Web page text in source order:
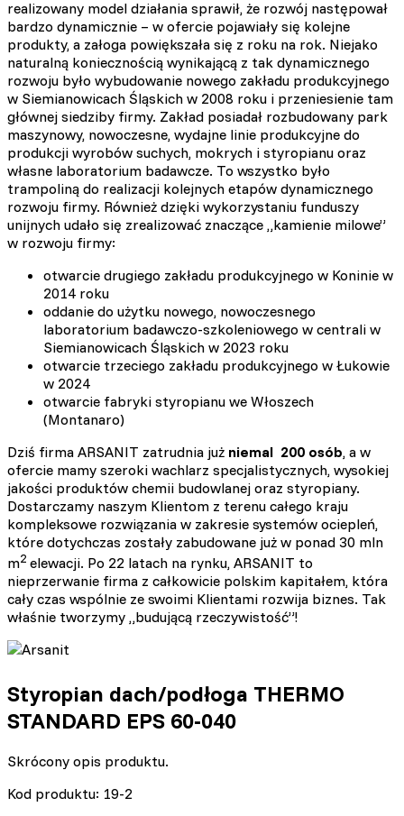
realizowany model działania sprawił, że rozwój następował
bardzo dynamicznie – w ofercie pojawiały się kolejne
produkty, a załoga powiększała się z roku na rok. Niejako
naturalną koniecznością wynikającą z tak dynamicznego
rozwoju było wybudowanie nowego zakładu produkcyjnego
w Siemianowicach Śląskich w 2008 roku i przeniesienie tam
głównej siedziby firmy. Zakład posiadał rozbudowany park
maszynowy, nowoczesne, wydajne linie produkcyjne do
produkcji wyrobów suchych, mokrych i styropianu oraz
własne laboratorium badawcze. To wszystko było
trampoliną do realizacji kolejnych etapów dynamicznego
rozwoju firmy. Również dzięki wykorzystaniu funduszy
unijnych udało się zrealizować znaczące „kamienie milowe”
w rozwoju firmy:
otwarcie drugiego zakładu produkcyjnego w Koninie w
2014 roku
oddanie do użytku nowego, nowoczesnego
laboratorium badawczo-szkoleniowego w centrali w
Siemianowicach Śląskich w 2023 roku
otwarcie trzeciego zakładu produkcyjnego w Łukowie
w 2024
otwarcie fabryki styropianu we Włoszech
(Montanaro)
Dziś firma ARSANIT zatrudnia już niemal 200 osób, a w
ofercie mamy szeroki wachlarz specjalistycznych, wysokiej
jakości produktów chemii budowlanej oraz styropiany.
Dostarczamy naszym Klientom z terenu całego kraju
kompleksowe rozwiązania w zakresie systemów ociepleń,
które dotychczas zostały zabudowane już w ponad 30 mln
m2 elewacji. Po 22 latach na rynku, ARSANIT to
nieprzerwanie firma z całkowicie polskim kapitałem, która
cały czas wspólnie ze swoimi Klientami rozwija biznes. Tak
właśnie tworzymy „budującą rzeczywistość”!
Styropian dach/podłoga THERMO
STANDARD EPS 60-040
Skrócony opis produktu.
Kod produktu: 19-2